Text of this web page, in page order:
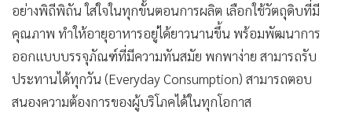
อย่างพิถีพิถัน ใส่ใจในทุกขั้นตอนการผลิต เลือกใช้วัตถุดิบที่มี
คุณภาพ ทำให้อายุอาหารอยู่ได้ยาวนานขึ้น พร้อมพัฒนาการ
ออกแบบบรรจุภัณฑ์ที่มีความทันสมัย พกพาง่าย สามารถรับ
ประทานได้ทุกวัน (Everyday Consumption) สามารถตอบ
สนองความต้องการของผู้บริโภคได้ในทุกโอกาส